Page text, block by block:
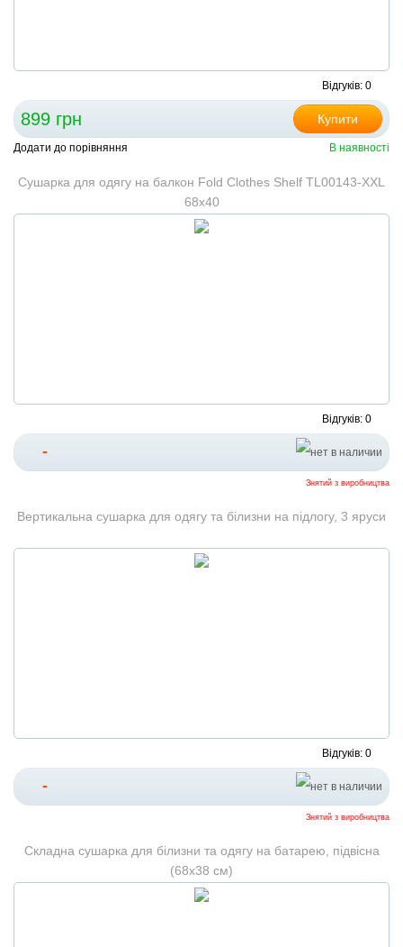
Відгуків: 0
899 грн Купити
Додати до порівняння В наявності
Сушарка для одягу на балкон Fold Clothes Shelf TL00143-XXL
68х40
Відгуків: 0
-
Знятий з виробництва
Вертикальна сушарка для одягу та білизни на підлогу, 3 яруси
Відгуків: 0
-
Знятий з виробництва
Складна сушарка для білизни та одягу на батарею, підвісна
(68х38 см)